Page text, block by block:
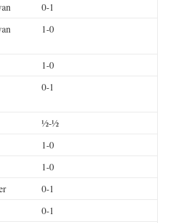
0-1
1-0
1-0
0-1
½-½
1-0
1-0
0-1
0-1